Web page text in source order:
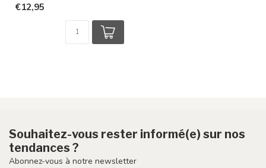
€12,95
Souhaitez-vous rester informé(e) sur nos
tendances ?
Abonnez-vous à notre newsletter